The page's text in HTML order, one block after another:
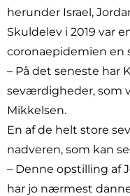
herunder Israel,
Skuldelev i 2019 var
coronaepidemien en
– På det seneste har
seværdigheder, som
Mikkelsen.
En af de helt store
nadveren, som kan
– Denne opstilling af
har jo nærmest